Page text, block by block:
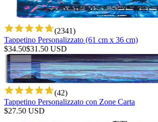
(2341)
Tappetino Personalizzato (61 cm x 36 cm)
$34.50$31.50 USD
(42)
Tappetino Personalizzato con Zone Carta
$27.50 USD